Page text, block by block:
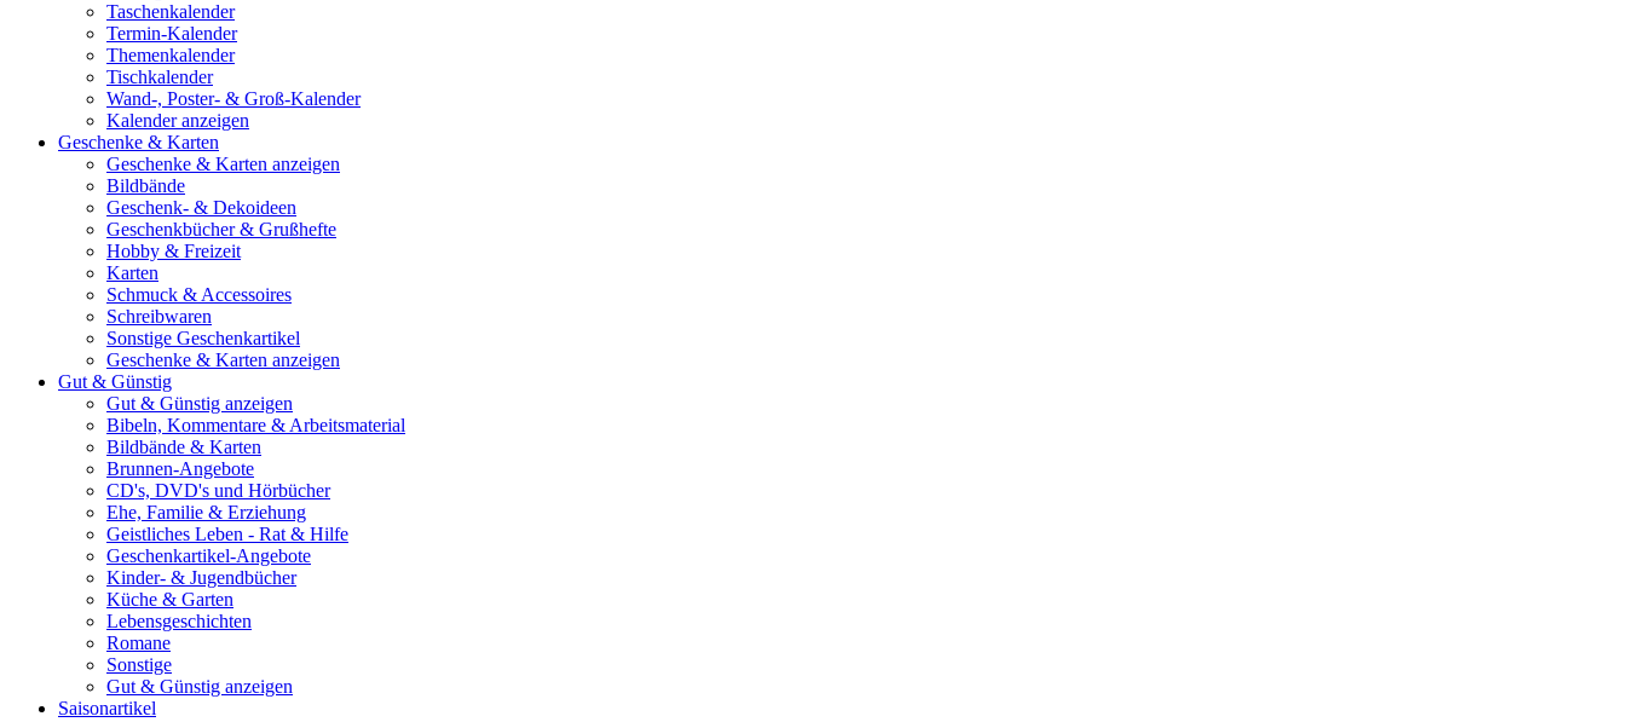
Taschenkalender
Termin-Kalender
Themenkalender
Tischkalender
Wand-, Poster- & Groß-Kalender
Kalender anzeigen
Geschenke & Karten
Geschenke & Karten anzeigen
Bildbände
Geschenk- & Dekoideen
Geschenkbücher & Grußhefte
Hobby & Freizeit
Karten
Schmuck & Accessoires
Schreibwaren
Sonstige Geschenkartikel
Geschenke & Karten anzeigen
Gut & Günstig
Gut & Günstig anzeigen
Bibeln, Kommentare & Arbeitsmaterial
Bildbände & Karten
Brunnen-Angebote
CD's, DVD's und Hörbücher
Ehe, Familie & Erziehung
Geistliches Leben - Rat & Hilfe
Geschenkartikel-Angebote
Kinder- & Jugendbücher
Küche & Garten
Lebensgeschichten
Romane
Sonstige
Gut & Günstig anzeigen
Saisonartikel